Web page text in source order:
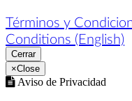
Términos y
Conditions (English)
Cerrar
×Close
Aviso de Privacidad